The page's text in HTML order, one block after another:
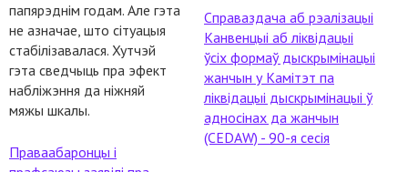
папярэднім годам. Але гэта
не азначае, што сітуацыя
стабілізавалася. Хутчэй
гэта сведчыць пра эфект
набліжэння да ніжняй
мяжы шкалы.
Праваабаронцы і
Справаздача аб рэалізацыі
Канвенцыі аб ліквідацыі
ўсіх формаў дыскрымінацыі
жанчын у Камітэт па
ліквідацыі дыскрымінацыі ў
адносінах да жанчын
(CEDAW) - 90-я сесія